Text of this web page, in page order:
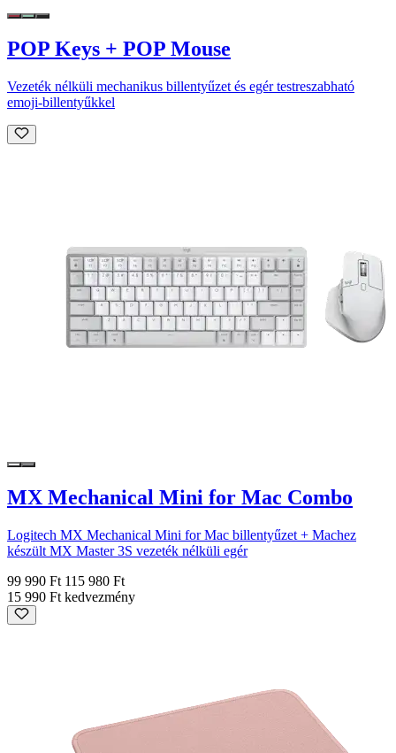
POP Keys + POP Mouse
Vezeték nélküli mechanikus billentyűzet és egér testreszabható
emoji-billentyűkkel
MX Mechanical Mini for Mac Combo
Logitech MX Mechanical Mini for Mac billentyűzet + Machez
készült MX Master 3S vezeték nélküli egér
99 990 Ft 115 980 Ft
15 990 Ft kedvezmény